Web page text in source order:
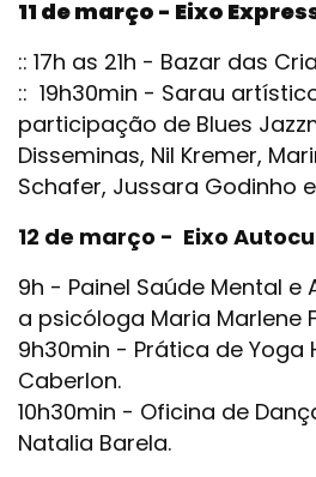
11 de março - Eixo
:: 17h as 21h - Bazar das
:: 19h30min - Sarau
participação de Blues
Disseminas, Nil Kremer,
Schafer, Jussara Godinho
12 de março - Eixo
9h - Painel Saúde Mental
a psicóloga Maria Marlene
9h30min - Prática de Yoga
Caberlon.
10h30min - Oficina de
Natalia Barela.